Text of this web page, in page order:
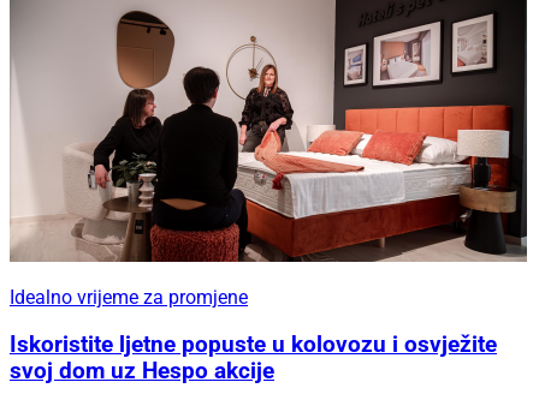
Idealno vrijeme za promjene
Iskoristite ljetne popuste u kolovozu i osvježite
svoj dom uz Hespo akcije